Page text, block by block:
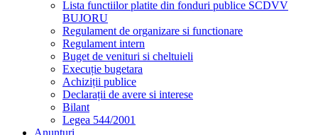
Lista functiilor platite din fonduri publice SCDVV
BUJORU
Regulament de organizare si functionare
Regulament intern
Buget de venituri si cheltuieli
Execuție bugetara
Achiziții publice
Declarații de avere si interese
Bilant
Legea 544/2001
Anunțuri